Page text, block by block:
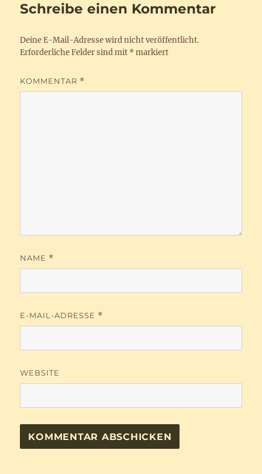
Schreibe einen Kommentar
Deine E-Mail-Adresse wird nicht veröffentlicht.
Erforderliche Felder sind mit * markiert
KOMMENTAR *
NAME *
E-MAIL-ADRESSE *
WEBSITE